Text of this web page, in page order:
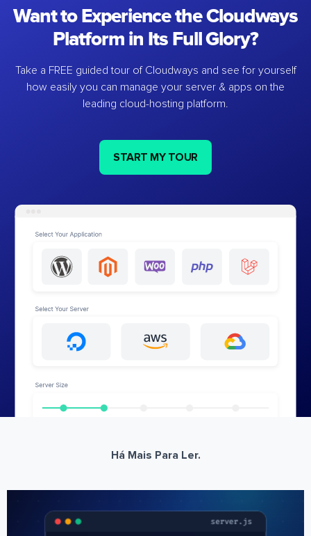
Want to Experience the Cloudways
Platform in Its Full Glory?
Take a FREE guided tour of Cloudways and see for yourself
how easily you can manage your server & apps on the
leading cloud-hosting platform.
START MY TOUR
Há Mais Para Ler.